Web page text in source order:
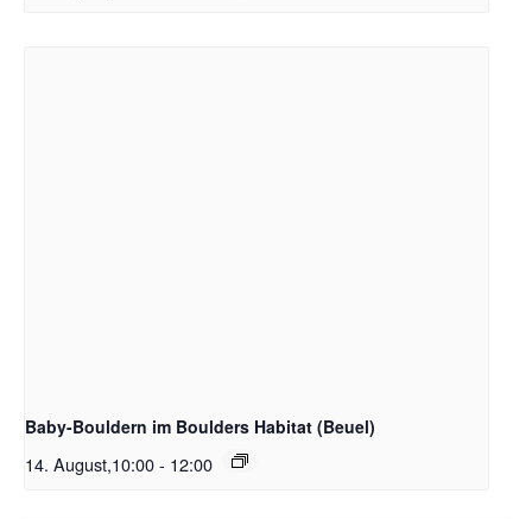
Baby-Bouldern im Boulders Habitat (Beuel)
14. August,10:00- 12:00